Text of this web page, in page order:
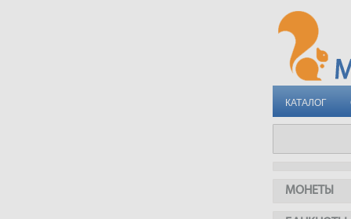
КАТАЛОГ
МОНЕТЫ